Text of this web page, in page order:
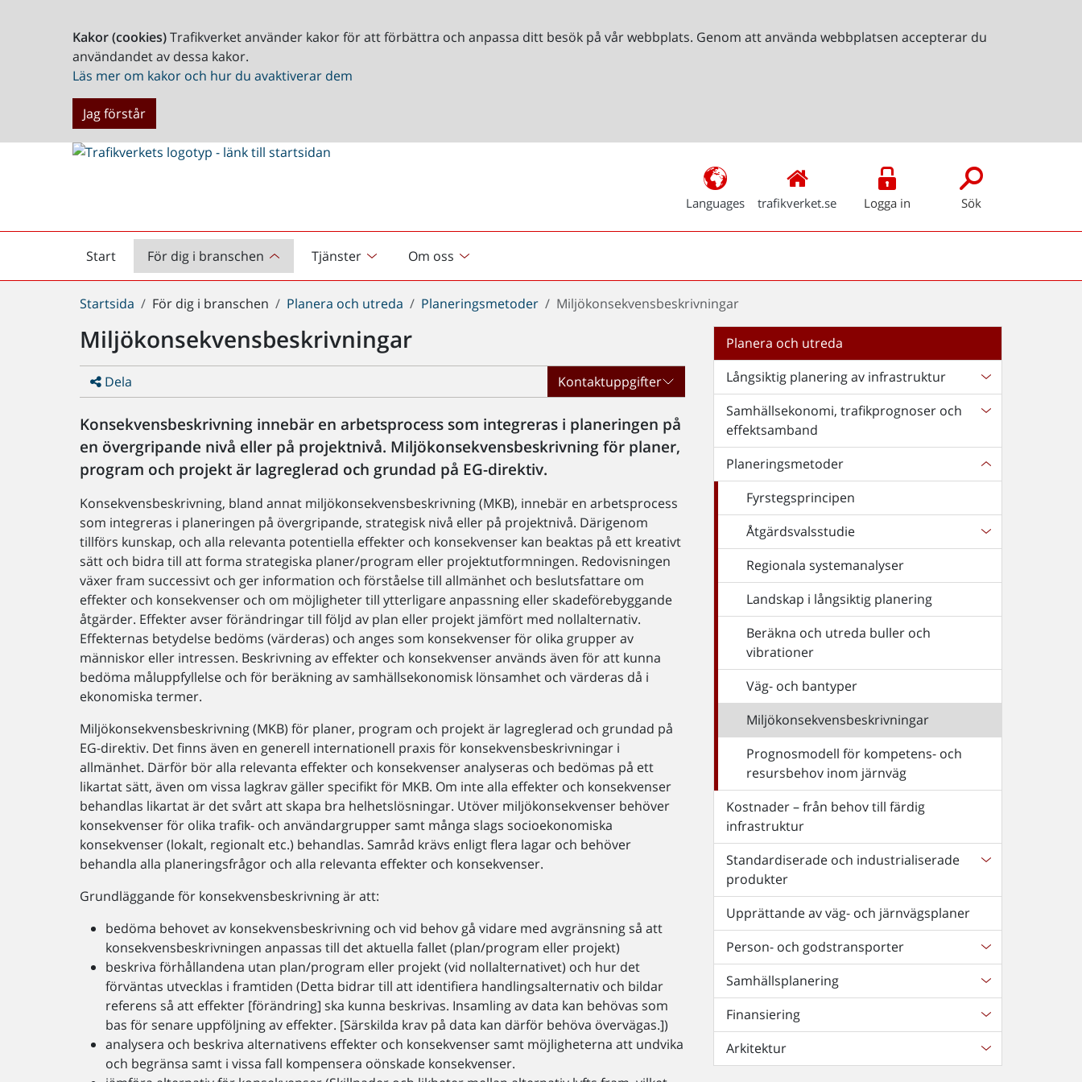
Kakor (cookies)Trafikverket använder kakor för att förbättra och anpassa ditt besök på vår webbplats. Genom att använda webbplatsen accepterar du
användandet av dessa kakor.
Läs mer om kakor och hur du avaktiverar dem
Jag förstår
Languages trafikverket.se Logga in Sök
Start
Startsida För dig i branschen Tjänster Om oss
Du
här:
Startsida För dig i branschen Planera och utreda Planeringsmetoder Miljökonsekvensbeskrivningar
Miljökonsekvensbeskrivningar
Dela Kontaktuppgifter
Konsekvensbeskrivning innebär en arbetsprocess som integreras i planeringen på
en övergripande nivå eller på projektnivå. Miljökonsekvensbeskrivning för planer,
program och projekt är lagreglerad och grundad på EG-direktiv.
Konsekvensbeskrivning, bland annat miljökonsekvensbeskrivning (MKB), innebär en arbetsprocess
som integreras i planeringen på övergripande, strategisk nivå eller på projektnivå. Därigenom
tillförs kunskap, och alla relevanta potentiella effekter och konsekvenser kan beaktas på ett kreativt
sätt och bidra till att forma strategiska planer/program eller projektutformningen. Redovisningen
växer fram successivt och ger information och förståelse till allmänhet och beslutsfattare om
effekter och konsekvenser och om möjligheter till ytterligare anpassning eller skadeförebyggande
åtgärder. Effekter avser förändringar till följd av plan eller projekt jämfört med nollalternativ.
Effekternas betydelse bedöms (värderas) och anges som konsekvenser för olika grupper av
människor eller intressen. Beskrivning av effekter och konsekvenser används även för att kunna
bedöma måluppfyllelse och för beräkning av samhällsekonomisk lönsamhet och värderas då i
ekonomiska termer.
Miljökonsekvensbeskrivning (MKB) för planer, program och projekt är lagreglerad och grundad på
EG-direktiv. Det finns även en generell internationell praxis för konsekvensbeskrivningar i
allmänhet. Därför bör alla relevanta effekter och konsekvenser analyseras och bedömas på ett
likartat sätt, även om vissa lagkrav gäller specifikt för MKB. Om inte alla effekter och konsekvenser
behandlas likartat är det svårt att skapa bra helhetslösningar. Utöver miljökonsekvenser behöver
konsekvenser för olika trafik- och användargrupper samt många slags socioekonomiska
konsekvenser (lokalt, regionalt etc.) behandlas. Samråd krävs enligt flera lagar och behöver
behandla alla planeringsfrågor och alla relevanta effekter och konsekvenser.
Grundläggande för konsekvensbeskrivning är att:
bedöma behovet av konsekvensbeskrivning och vid behov gå vidare med avgränsning så att
konsekvensbeskrivningen anpassas till det aktuella fallet (plan/program eller projekt)
beskriva förhållandena utan plan/program eller projekt (vid nollalternativet) och hur det
förväntas utvecklas i framtiden (Detta bidrar till att identifiera handlingsalternativ och bildar
referens så att effekter [förändring] ska kunna beskrivas. Insamling av data kan behövas som
bas för senare uppföljning av effekter. [Särskilda krav på data kan därför behöva övervägas.])
analysera och beskriva alternativens effekter och konsekvenser samt möjligheterna att undvika
och begränsa samt i vissa fall kompensera oönskade konsekvenser.
Planera och utreda
Långsiktig planering av infrastruktur
Samhällsekonomi, trafikprognoser och
effektsamband
Planeringsmetoder
Fyrstegsprincipen
Åtgärdsvalsstudie
Regionala systemanalyser
Landskap i långsiktig planering
Beräkna och utreda buller och
vibrationer
Väg- och bantyper
Miljökonsekvensbeskrivningar
Prognosmodell för kompetens- och
resursbehov inom järnväg
Kostnader – från behov till färdig
infrastruktur
Standardiserade och industrialiserade
produkter
Upprättande av väg- och järnvägsplaner
Person- och godstransporter
Samhällsplanering
Finansiering
Arkitektur